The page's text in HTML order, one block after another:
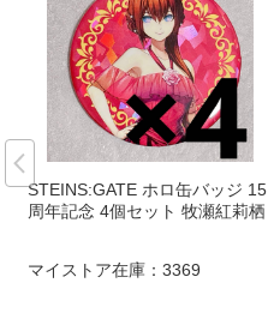
STEINS:GATE ホロ缶バッジ 15
周年記念 4個セット 牧瀬紅莉栖
マイストア在庫： 3369